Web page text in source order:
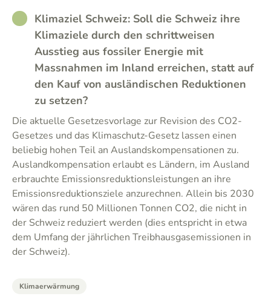
RATHER_GOOD
Klimaziel Schweiz: Soll die Schweiz ihre
Klimaziele durch den schrittweisen
Ausstieg aus fossiler Energie mit
Massnahmen im Inland erreichen, statt auf
den Kauf von ausländischen Reduktionen
zu setzen?
Die aktuelle Gesetzesvorlage zur Revision des CO2-
Gesetzes und das Klimaschutz-Gesetz lassen einen
beliebig hohen Teil an Auslandskompensationen zu.
Auslandkompensation erlaubt es Ländern, im Ausland
erbrauchte Emissionsreduktionsleistungen an ihre
Emissionsreduktionsziele anzurechnen. Allein bis 2030
wären das rund 50 Millionen Tonnen CO2, die nicht in
der Schweiz reduziert werden (dies entspricht in etwa
dem Umfang der jährlichen Treibhausgasemissionen in
der Schweiz).
Klimaerwärmung